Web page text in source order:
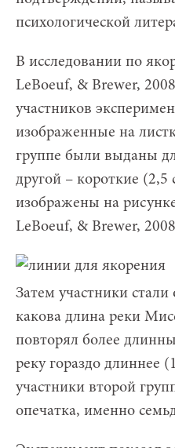
психологической
В исследовании по
LeBoeuf, & Brewer,
участников
изображенные на
группе были выданы
другой – короткие
изображены на
LeBoeuf, & Brewer,
Затем участники стали
какова длина реки
повторял более
реку гораздо длиннее
участники второй
опечатка, именно